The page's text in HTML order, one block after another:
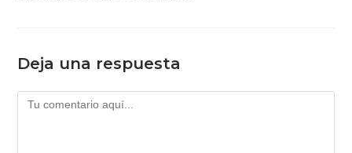
Deja una respuesta
Comentario